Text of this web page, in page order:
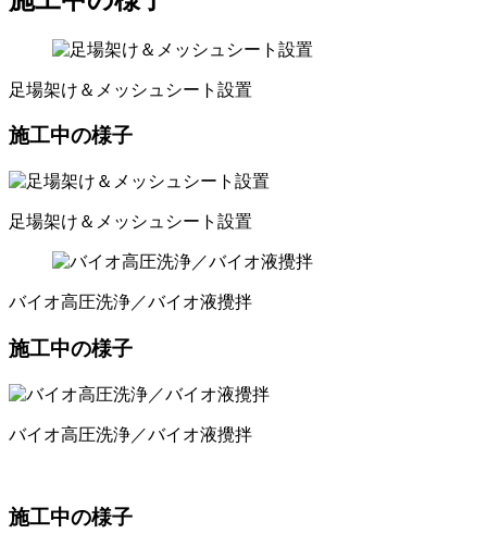
足場架け＆メッシュシート設置
施工中の様子
足場架け＆メッシュシート設置
バイオ高圧洗浄／バイオ液攪拌
施工中の様子
バイオ高圧洗浄／バイオ液攪拌
施工中の様子